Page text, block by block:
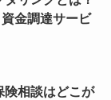
金調達サービ
険相談はどこが